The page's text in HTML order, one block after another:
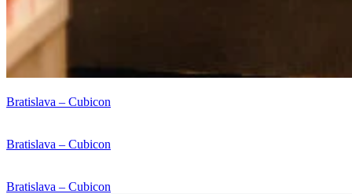
Bratislava – Cubicon
Bratislava – Cubicon
Bratislava – Cubicon